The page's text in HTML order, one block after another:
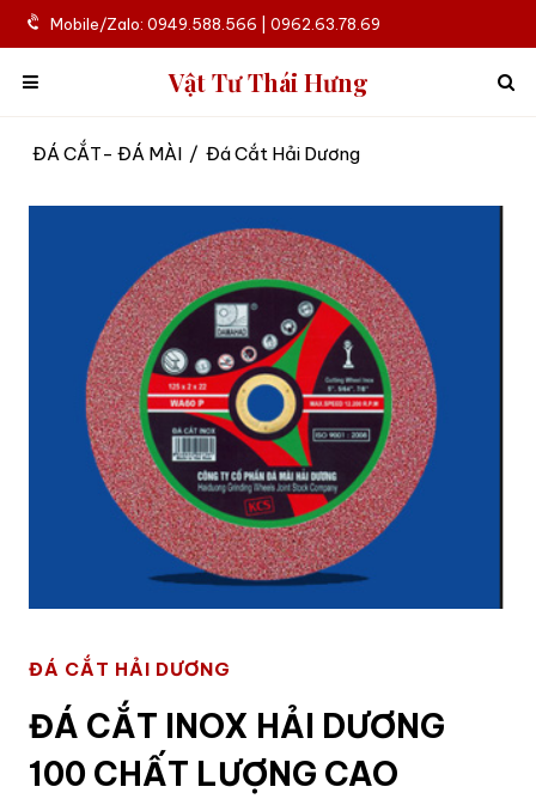
Mobile/Zalo: 0949.588.566 | 0962.63.78.69
Vật Tư Thái Hưng
ĐÁ CẮT- ĐÁ MÀI / Đá Cắt Hải Dương
ĐÁ CẮT HẢI DƯƠNG
ĐÁ CẮT INOX HẢI DƯƠNG
100 CHẤT LƯỢNG CAO